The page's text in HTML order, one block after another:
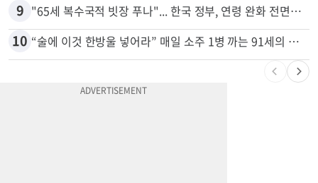
9 "65세 복수국적 빗장 푸나"... 한국 정부, 연령 완화 전면 추진
10 “술에 이것 한방울 넣어라” 매일 소주 1병 까는 91세의 철칙